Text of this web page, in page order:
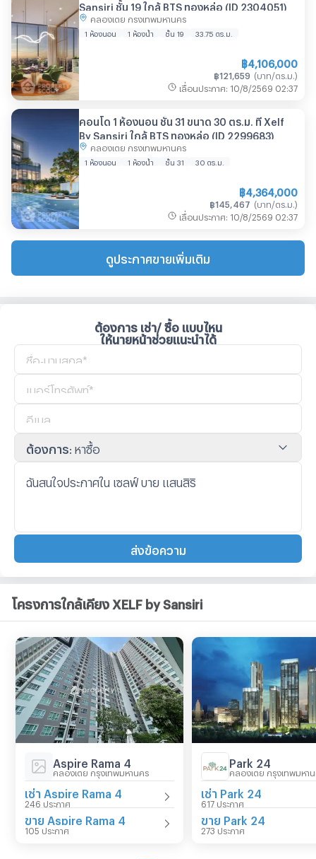
Sansiri ชั้น 19 ใกล้ BTS ทองหล่อ (ID 2304051)
คลองเตย กรุงเทพมหานคร
1 ห้องนอน 1 ห้องน้ำ ชั้น 19 33.75 ตร.ม.
฿4,106,000
฿121,659 (บาท/ตร.ม. )
เลื่อนประกาศ : 10/8/2569 02:37
คอนโด 1 ห้องนอน ชั้น 31 ขนาด 30 ตร.ม. ที่ Xelf
By Sansiri ใกล้ BTS ทองหล่อ (ID 2299683)
คลองเตย กรุงเทพมหานคร
1 ห้องนอน 1 ห้องน้ำ ชั้น 31 30 ตร.ม.
฿4,364,000
฿145,467 (บาท/ตร.ม. )
เลื่อนประกาศ : 10/8/2569 02:37
ดูประกาศขายเพิ่มเติม
ต้องการ เช่า/ ซื้อ แบบไหน
ให้นายหน้าช่วยแนะนำได้
ต้องการ: หาซื้อ
ส่งข้อความ
โครงการใกล้เคียง XELF by Sansiri
Aspire Rama 4
คลองเตย กรุงเทพมหานคร
เช่า Aspire Rama 4
246 ประกาศ
ขาย Aspire Rama 4
105 ประกาศ
Park 24
คลองเตย กรุงเทพมหา
เช่า Park 24
617 ประกาศ
ขาย Park 24
273 ประกาศ